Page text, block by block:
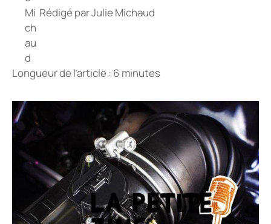
Rédigé parJulie Michaud
Longueur de l’article : 6 minutes